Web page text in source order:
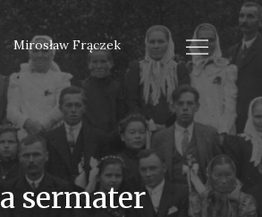
Mirosław Frączek
sermater